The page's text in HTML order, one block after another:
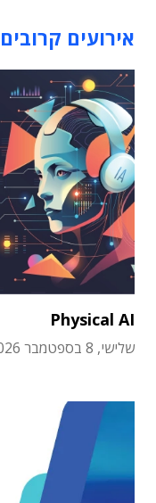
אירועים קרובים
Physical AI
שלישי, 8 בספטמבר 2026